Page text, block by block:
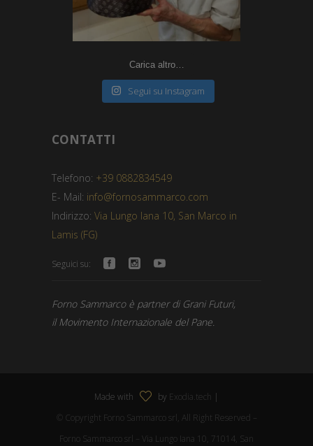
Carica altro…
Segui su Instagram
CONTATTI
Telefono: +39 0882834549
E- Mail: info@fornosammarco.com
Indirizzo: Via Lungo Iana 10, San Marco in
Lamis (FG)
Seguici su:
Forno Sammarco è partner di Grani Futuri,
il Movimento Internazionale del Pane.
Made with by Exodia.tech |
© Copyright Forno Sammarco srl, All Right Reserved –
Forno Sammarco srl – Via Lungo Iana 10, 71014, San